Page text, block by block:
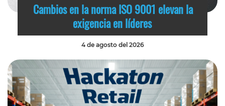
Cambios en la norma ISO 9001 elevan la
exigencia en líderes
4 de agosto del 2026